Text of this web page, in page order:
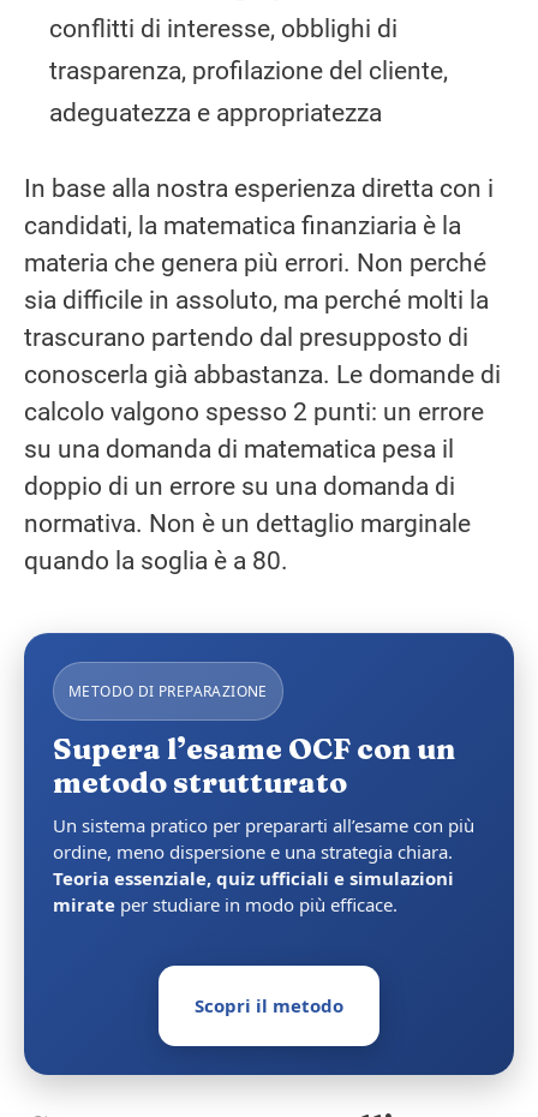
conflitti di interesse, obblighi di
trasparenza, profilazione del cliente,
adeguatezza e appropriatezza
In base alla nostra esperienza diretta con i
candidati, la matematica finanziaria è la
materia che genera più errori. Non perché
sia difficile in assoluto, ma perché molti la
trascurano partendo dal presupposto di
conoscerla già abbastanza. Le domande di
calcolo valgono spesso 2 punti: un errore
su una domanda di matematica pesa il
doppio di un errore su una domanda di
normativa. Non è un dettaglio marginale
quando la soglia è a 80.
METODO DI PREPARAZIONE
Supera l’esame OCF con un
metodo strutturato
Un sistema pratico per prepararti all’esame con più
ordine, meno dispersione e una strategia chiara.
Teoria essenziale, quiz ufficiali e simulazioni
mirate per studiare in modo più efficace.
Scopri il metodo